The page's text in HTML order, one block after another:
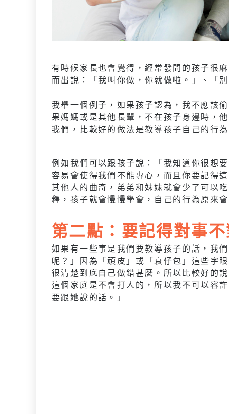
有時候家長也會覺得，經常發問的孩子很
而出說：「我叫你做，你就做啦。」、「別
我舉一個例子，如果孩子認為，我不應該
果媽媽或是其他長輩，不在孩子身邊時，
我們，比較好的做法是教導孩子自己的行
例如我們可以跟孩子說：「我知道你很想
容易會使得我們不能專心，而且你要記得
其他人的曲奇，弟弟和妹妹就會少了可以
釋，孩子就會慢慢學會，自己的行為原來
第二點：要記得對事
如果有一些事是我們要教導孩子的話，我
呢？」因為「頑皮」或「衰仔包」這些字
很清楚到底自己做錯甚麼。所以比較好的
這個家庭是不會打人的，所以我不可以容
要跟她說的話。」